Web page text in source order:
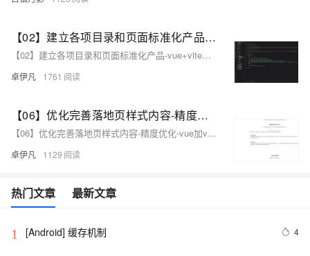
【02】建立各项目录和页面标准化产品-vue+vite开发实战-做一个非常漂亮的APP下载落地页-支持PC和H5自适应提供安卓苹果鸿蒙下载和网页端访问-优雅草卓伊凡
【02】建立各项目录和页面标准化产品-vue+vite开发实战-做一个非常漂亮的APP下载落地页-支持PC和H5自适应提供安卓苹果鸿蒙下载和网页端访问-优雅草卓伊凡
卓伊凡 1761
【06】优化完善落地页样式内容-精度优化-vue加vite开发实战-做一个非常漂亮的APP下载落地页-支持PC和H5自适应提供安卓苹果鸿蒙下载和网页端访问-优雅草卓伊凡
【06】优化完善落地页样式内容-精度优化-vue加vite开发实战-做一个非常漂亮的APP下载落地页-支持PC和H5自适应提供安卓苹果鸿蒙下载和网页端访问-优雅草卓伊凡
卓伊凡 1129
热门文章 最新文章
1 [Android] 缓存机制 4